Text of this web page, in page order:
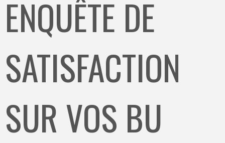
ENQUÊTE DE
SATISFACTION
SUR VOS BU